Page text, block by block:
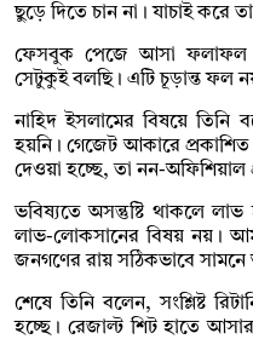
ছুড়ে দিতে চান না। যাচাই করে
ফেসবুক পেজে আসা ফলাফল
সেটুকুই বলছি। এটি চূড়ান্ত
নাহিদ ইসলামের বিষয়ে
হয়নি। গেজেট আকারে
দেওয়া হচ্ছে, তা নন-অফিশিয়াল
ভবিষ্যতে অসন্তুষ্টি থাকলে
লাভ-লোকসানের বিষয় নয়।
জনগণের রায় সঠিকভাবে
শেষে তিনি বলেন, সংশ্লিষ্ট
হচ্ছে। রেজাল্ট শিট হাতে